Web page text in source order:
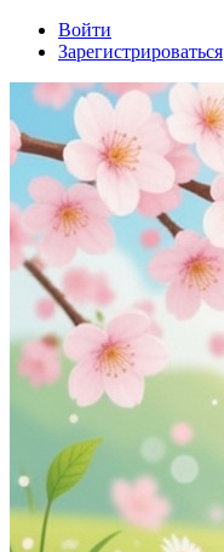
Войти
Зарегистрироваться